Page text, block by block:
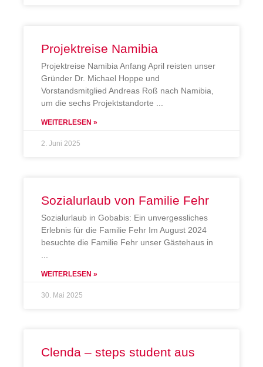
Projektreise Namibia
Projektreise Namibia Anfang April reisten unser
Gründer Dr. Michael Hoppe und
Vorstandsmitglied Andreas Roß nach Namibia,
um die sechs Projektstandorte
WEITERLESEN »
2. Juni 2025
Sozialurlaub von Familie Fehr
Sozialurlaub in Gobabis: Ein unvergessliches
Erlebnis für die Familie Fehr Im August 2024
besuchte die Familie Fehr unser Gästehaus in
WEITERLESEN »
30. Mai 2025
Clenda – steps student aus